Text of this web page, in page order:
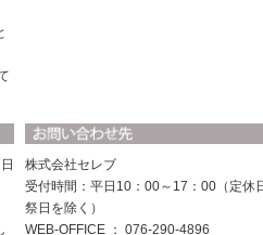
株式会社セレブ
受付時間：平日10：00～17：00（定休
祭日を除く）
WEB-OFFICE ： 076-290-4896